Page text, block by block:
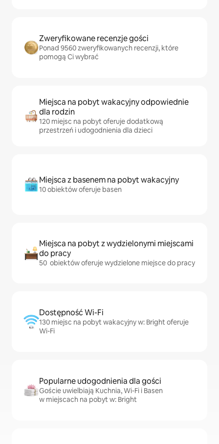
Zweryfikowane recenzje gości
Ponad 9560 zweryfikowanych recenzji, które
pomogą Ci wybrać
Miejsca na pobyt wakacyjny odpowiednie
dla rodzin
120 miejsc na pobyt oferuje dodatkową
przestrzeń i udogodnienia dla dzieci
Miejsca z basenem na pobyt wakacyjny
10 obiektów oferuje basen
Miejsca na pobyt z wydzielonymi miejscami
do pracy
50 obiektów oferuje wydzielone miejsce do pracy
Dostępność Wi-Fi
130 miejsc na pobyt wakacyjny w: Bright oferuje
Wi-Fi
Popularne udogodnienia dla gości
Goście uwielbiają Kuchnia, Wi-Fi i Basen
w miejscach na pobyt w: Bright